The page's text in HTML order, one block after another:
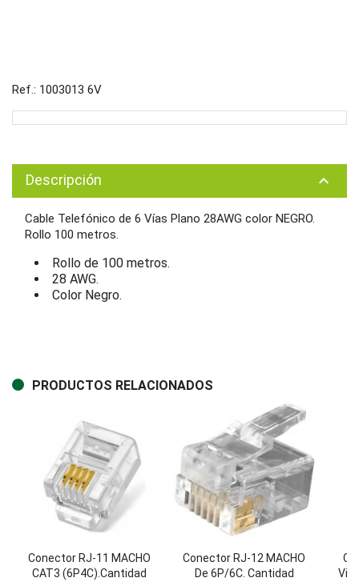
Ref.: 1003013 6V
Descripción keyboard_arrow_up
Cable Telefónico de 6 Vías Plano 28AWG color NEGRO.
Rollo 100 metros.
Rollo de 100 metros.
28 AWG.
Color Negro.
PRODUCTOS RELACIONADOS
Conector RJ-11 MACHO
CAT3 (6P4C).Cantidad
Conector RJ-12 MACHO
De 6P/6C. Cantidad